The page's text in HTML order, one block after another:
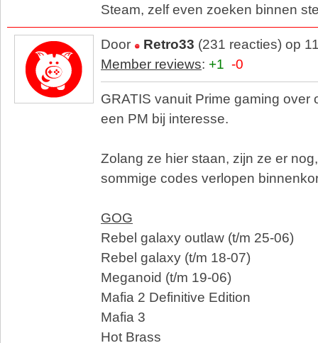
Steam, zelf even zoeken binnen
Door Retro33 (231 reacties) op
Member reviews: +1 -0
GRATIS vanuit Prime gaming over
een PM bij interesse.
Zolang ze hier staan, zijn ze er
sommige codes verlopen
GOG
Rebel galaxy outlaw (t/m 25-06)
Rebel galaxy (t/m 18-07)
Meganoid (t/m 19-06)
Mafia 2 Definitive Edition
Mafia 3
Hot Brass